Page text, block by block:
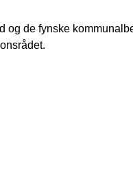
og de fynske